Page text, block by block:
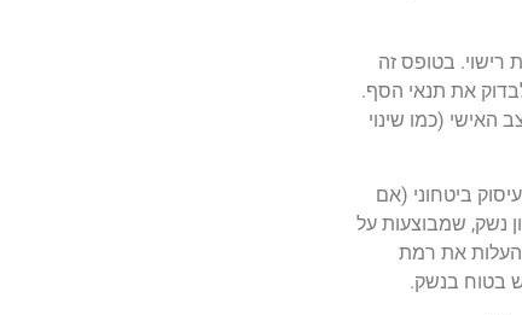
בטופס זה
את תנאי הסף.
האישי (כמו שינוי
ביטחוני (אם
נשק, שמבוצעות על
להעלות את רמת
בטוח בנשק.